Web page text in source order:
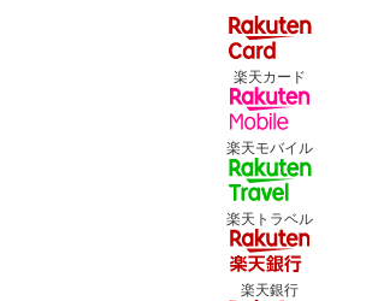
楽天カード
楽天モバイル
楽天トラベル
楽天銀行